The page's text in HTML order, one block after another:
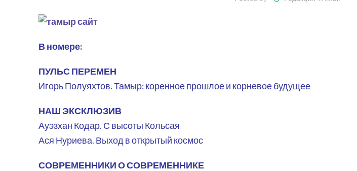
В номере:
ПУЛЬС ПЕРЕМЕН
Игорь Полуяхтов. Тамыр: коренное прошлое и корневое будущее
НАШ ЭКСКЛЮЗИВ
Ауэзхан Кодар. С высоты Кольсая
Ася Нуриева. Выход в открытый космос
СОВРЕМЕННИКИ О СОВРЕМЕННИКЕ